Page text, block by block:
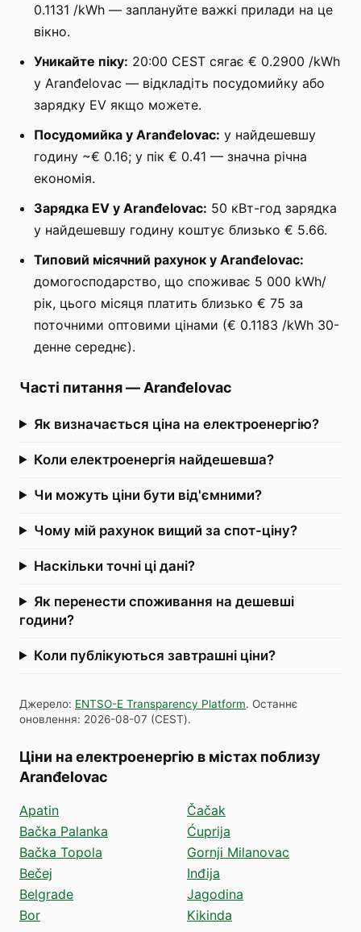
0.1131 /kWh — заплануйте важкі прилади на це
вікно.
Уникайте піку: 20:00 CEST сягає € 0.2900 /kWh
у Aranđelovac — відкладіть посудомийку або
зарядку EV якщо можете.
Посудомийка у Aranđelovac: у найдешевшу
годину ~€ 0.16; у пік € 0.41 — значна річна
економія.
Зарядка EV у Aranđelovac: 50 кВт-год зарядка
у найдешевшу годину коштує близько € 5.66.
Типовий місячний рахунок у Aranđelovac:
домогосподарство, що споживає 5 000 kWh/
рік, цього місяця платить близько € 75 за
поточними оптовими цінами (€ 0.1183 /kWh 30-
денне середнє).
Часті питання— Aranđelovac
Як визначається ціна на електроенергію?
Коли електроенергія найдешевша?
Чи можуть ціни бути від'ємними?
Чому мій рахунок вищий за спот-ціну?
Наскільки точні ці дані?
Як перенести споживання на дешевші
години?
Коли публікуються завтрашні ціни?
Джерело: ENTSO-E Transparency Platform. Останнє
оновлення: 2026-08-07 (CEST).
Ціни на електроенергію в містах поблизу
Aranđelovac
Apatin
Bačka Palanka
Bačka Topola
Bečej
Belgrade
Bor
Čačak
Ćuprija
Gornji Milanovac
Inđija
Jagodina
Kikinda